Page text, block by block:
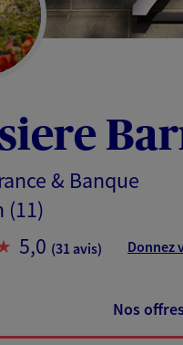
& Banque
(11)
5,0 (31 avis) Donnez
Nos offres